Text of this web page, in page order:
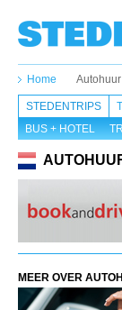
Home
STEDENTRIPS
BUS + HOTEL
MEER OVER